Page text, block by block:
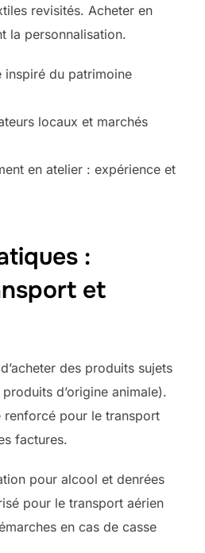
revisités. Acheter en
la personnalisation.
inspiré du patrimoine
locaux et marchés
en atelier : expérience et
:
et
des produits sujets
d’origine animale).
renforcé pour le transport
factures.
pour alcool et denrées
pour le transport aérien
en cas de casse